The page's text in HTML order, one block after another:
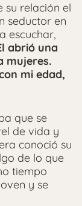
su relación el
seductor en
escuchar,
abrió una
mujeres.
mi edad,
que se
de vida y
conoció su
de lo que
tiempo
y se